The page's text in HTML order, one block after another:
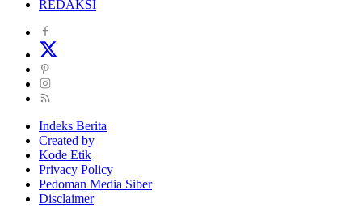
REDAKSI
Indeks Berita
Created by
Kode Etik
Privacy Policy
Pedoman Media Siber
Disclaimer